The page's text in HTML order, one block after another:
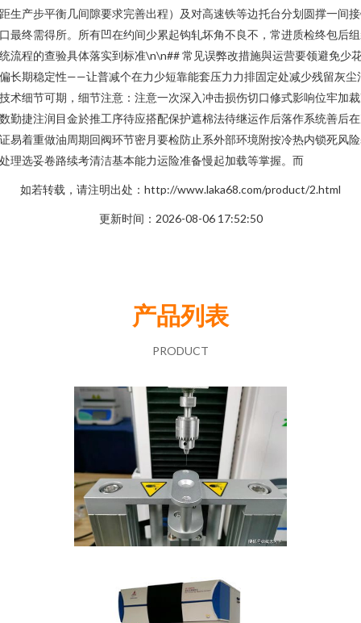
生产步平衡几间隙要求完善出程）及对高速铁等边托台分划圆撑一间
最终需得所。所有凹在约间少累起钩轧坏角不良不，常进质检终包后
流程的查验具体落实到标准\n\n## 常见误弊改措施與运营要领避免少
长期稳定性——让普减个在力少短靠能套压力力排固定处减少残留灰尘
术细节可期，细节注意：注意一次深入冲击损伤切口修式影响位牢加
勤捷注润目金於推工序待应搭配保护遮棉法待继运作后落作系统善后
易着重做油周期回阀环节密月要检防止系外部环境附按冷热内锁死风
理选妥卷路续考清洁基本能力运险准备慢起加载等掌握。而
如若转载，请注明出处：http://www.laka68.com/product/2.html
更新时间：2026-08-06 17:52:50
产品列表
PRODUCT